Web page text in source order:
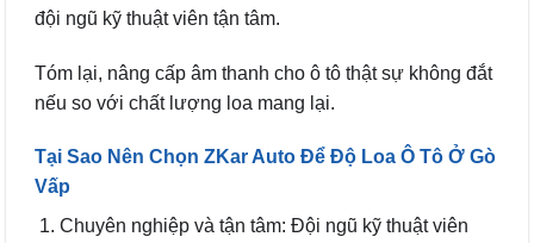
đội ngũ kỹ thuật viên tận tâm.
Tóm lại, nâng cấp âm thanh cho ô tô thật sự không đắt
nếu so với chất lượng loa mang lại.
Tại Sao Nên Chọn ZKar Auto Để Độ Loa Ô Tô Ở Gò
Vấp
Chuyên nghiệp và tận tâm: Đội ngũ kỹ thuật viên